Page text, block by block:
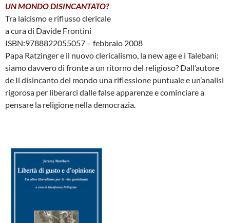
UN MONDO DISINCANTATO?
Tra laicismo e riflusso clericale
a cura di Davide Frontini
ISBN:9788822055057 – febbraio 2008
Papa Ratzinger e il nuovo clericalismo, la new age e i Talebani:
siamo davvero di fronte a un ritorno del religioso? Dall’autore
de Il disincanto del mondo una riflessione puntuale e un’analisi
rigorosa per liberarci dalle false apparenze e cominciare a
pensare la religione nella democrazia.